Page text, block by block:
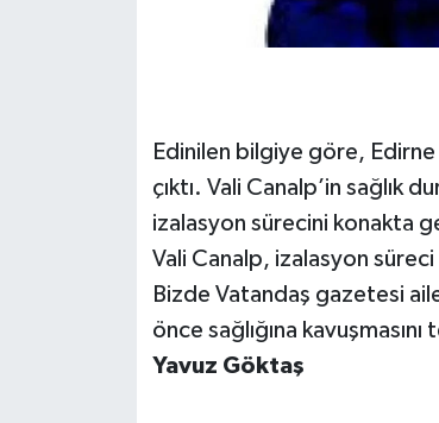
Edinilen bilgiye göre,
çıktı. Vali Canalp’in sağlık
izalasyon sürecini konakta
Vali Canalp, izalasyon süreci
Bizde Vatandaş gazetesi
önce sağlığına
Yavuz Göktaş